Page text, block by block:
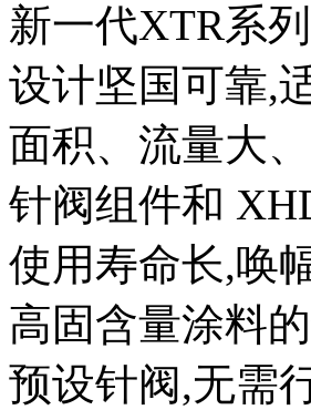
新一代XTR系
设计坚国可靠,
面积、流量大
针阀组件和
使用寿命长,唤
高固含量涂料
预设针阀,无需